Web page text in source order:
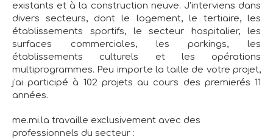
existants et à la construction neuve. J'interviens dans
divers secteurs, dont le logement, le tertiaire, les
établissements sportifs, le secteur hospitalier, les
surfaces commerciales, les parkings, les
établissements culturels et les opérations
multiprogrammes. Peu importe la taille de votre projet,
j'ai participé à 102 projets au cours des premierés 11
années.
me.mi.la travaille exclusivement avec des
professionnels du secteur :